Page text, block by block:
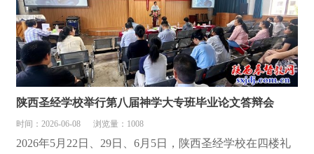
陕西圣经学校举行第八届神学大专班毕业论文答辩会
时间：2026-06-08 浏览量：1008
2026年5月22日、29日、6月5日，陕西圣经学校在四楼礼